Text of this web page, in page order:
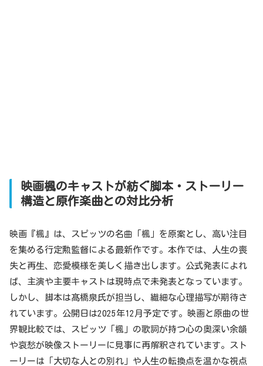
映画楓のキャストが紡ぐ脚本・ストーリー
構造と原作楽曲との対比分析
映画『楓』は、スピッツの名曲「楓」を原案とし、高い注目
を集める行定勲監督による最新作です。本作では、人生の喪
失と再生、恋愛模様を美しく描き出します。公式発表によれ
ば、主演や主要キャストは現時点で未発表となっています。
しかし、脚本は髙橋泉氏が担当し、繊細な心理描写が期待さ
れています。公開日は2025年12月予定です。映画と原曲の世
界観比較では、スピッツ「楓」の歌詞が持つ心の奥深い余韻
や哀愁が映像ストーリーに見事に再解釈されています。スト
ーリーは「大切な人との別れ」や人生の転換点を温かな視点